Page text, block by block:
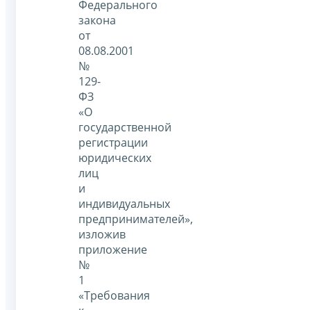
Федерального
закона
от
08.08.2001
№
129-
ФЗ
«О
государственной
регистрации
юридических
лиц
и
индивидуальных
предпринимателей»,
изложив
приложение
№
1
«Требования